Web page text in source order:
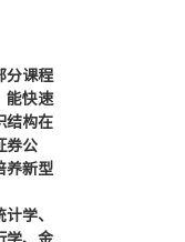
分课程
能快速
结构在
券公
养新型
学、